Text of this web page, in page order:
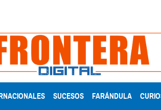
SUCESOS FARÁNDULA